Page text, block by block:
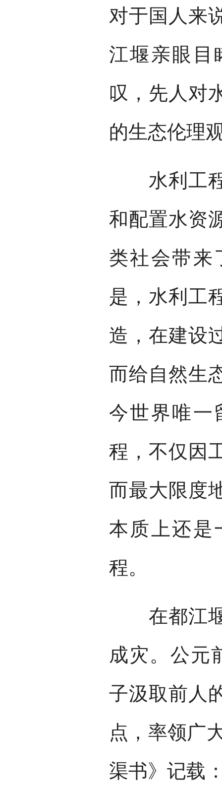
对于国人来
江堰亲眼目
叹，先人对
的生态伦理
水利工程
和配置水资
类社会带来
是，水利工
造，在建设
而给自然生
今世界唯一
程，不仅因
而最大限度
本质上还是
程。
在都江堰
成灾。公元
子汲取前人
点，率领广
渠书》记载